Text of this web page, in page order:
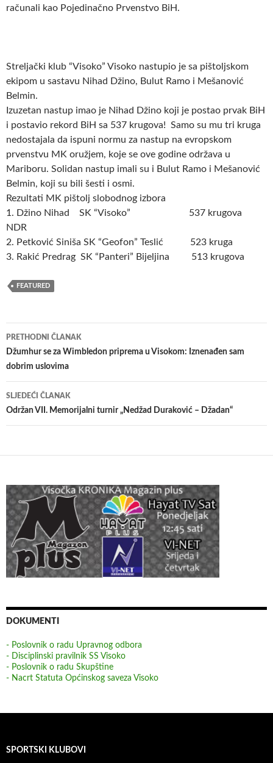
računali kao Pojedinačno Prvenstvo BiH.
Streljački klub “Visoko” Visoko nastupio je sa pištoljskom
ekipom u sastavu Nihad Džino, Bulut Ramo i Mešanović
Belmin.
Izuzetan nastup imao je Nihad Džino koji je postao prvak BiH
i postavio rekord BiH sa 537 krugova! Samo su mu tri kruga
nedostajala da ispuni normu za nastup na evropskom
prvenstvu MK oružjem, koje se ove godine održava u
Mariboru. Solidan nastup imali su i Bulut Ramo i Mešanović
Belmin, koji su bili šesti i osmi.
Rezultati MK pištolj slobodnog izbora
1. Džino Nihad SK “Visoko”
537 krugova
NDR
2. Petković Siniša SK “Geofon” Teslić 523 kruga
3. Rakić Predrag SK “Panteri” Bijeljina 513 krugova
FEATURED
Navigacija
članaka
PRETHODNI ČLANAK
Džumhur se za Wimbledon priprema u Visokom: Iznenađen sam
dobrim uslovima
SLJEDEĆI ČLANAK
Održan VII. Memorijalni turnir „Nedžad Duraković – Džadan“
DOKUMENTI
- Poslovnik o radu Upravnog odbora
- Disciplinski pravilnik SS Visoko
- Poslovnik o radu Skupštine
- Nacrt Statuta Općinskog saveza Visoko
SPORTSKI KLUBOVI